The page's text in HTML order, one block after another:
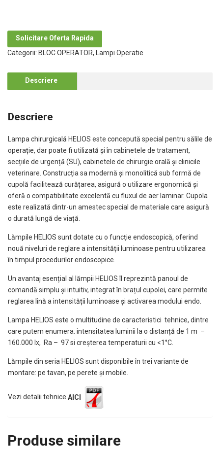
Solicitare Oferta Rapida
Categorii: BLOC OPERATOR, Lampi Operatie
Descriere
Descriere
Lampa chirurgicală HELIOS este concepută special pentru sălile de
operație, dar poate fi utilizată și în cabinetele de tratament,
secțiile de urgență (SU), cabinetele de chirurgie orală și clinicile
veterinare. Construcția sa modernă și monolitică sub formă de
cupolă facilitează curățarea, asigură o utilizare ergonomică și
oferă o compatibilitate excelentă cu fluxul de aer laminar. Cupola
este realizată dintr-un amestec special de materiale care asigură
o durată lungă de viață.
Lămpile HELIOS sunt dotate cu o funcție endoscopică, oferind
nouă niveluri de reglare a intensității luminoase pentru utilizarea
în timpul procedurilor endoscopice.
Un avantaj esențial al lămpii HELIOS îl reprezintă panoul de
comandă simplu și intuitiv, integrat în brațul cupolei, care permite
reglarea lină a intensității luminoase și activarea modului endo.
Lampa HELIOS este o multitudine de caracteristici tehnice, dintre
care putem enumera: intensitatea luminii la o distanță de 1 m –
160.000 lx, Ra – 97 si creșterea temperaturii cu <1°C.
Lămpile din seria HELIOS sunt disponibile în trei variante de
montare: pe tavan, pe perete și mobile.
Vezi detalii tehnice AICI
Produse similare